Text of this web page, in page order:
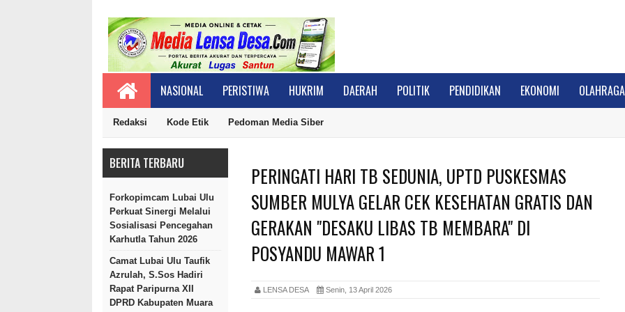
NASIONAL PERISTIWA HUKRIM DAERAH POLITIK PENDIDIKAN EKONOMI OLAHRAGA
Redaksi Kode Etik Pedoman Media Siber
BERITA TERBARU
Forkopimcam Lubai Ulu
Perkuat Sinergi Melalui
Sosialisasi Pencegahan
Karhutla Tahun 2026
Camat Lubai Ulu Taufik
Azrulah, S.Sos Hadiri
Rapat Paripurna XII
DPRD Kabupaten Muara
PERINGATI HARI TB SEDUNIA, UPTD PUSKESMAS
SUMBER MULYA GELAR CEK KESEHATAN GRATIS DAN
GERAKAN "DESAKU LIBAS TB MEMBARA" DI
POSYANDU MAWAR 1
LENSA DESA Senin, 13 April 2026